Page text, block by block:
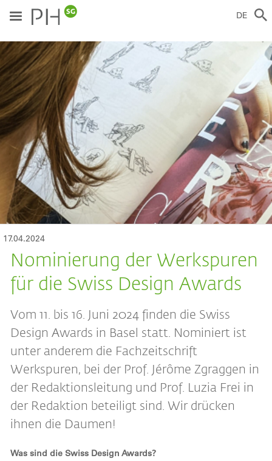
zum
Inhalt
DE
17.04.2024
Nominierung der Werkspuren
für die Swiss Design Awards
Vom 11. bis 16. Juni 2024 finden die Swiss
Design Awards in Basel statt. Nominiert ist
unter anderem die Fachzeitschrift
Werkspuren, bei der Prof. Jérôme Zgraggen in
der Redaktionsleitung und Prof. Luzia Frei in
der Redaktion beteiligt sind. Wir drücken
ihnen die Daumen!
Was sind die Swiss Design Awards?